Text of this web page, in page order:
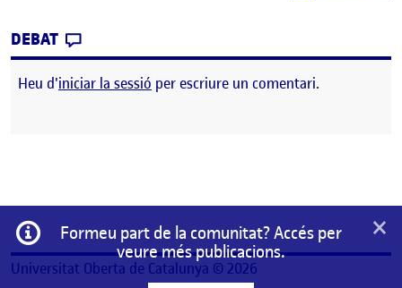
DEBAT
Heu d'iniciar la sessió per escriure un comentari.
Informació
Formeu part de la comunitat? Accés per
veure més publicacions.
×
Universitat Oberta de Catalunya © 2026